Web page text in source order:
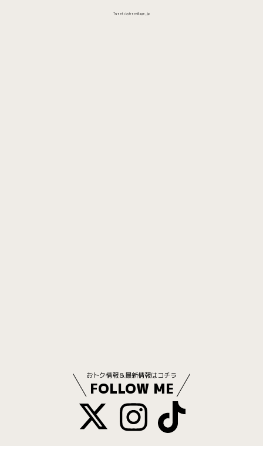
Tweets by treevillage_jp
おトク情報＆最新情報はコチラ
FOLLOW ME